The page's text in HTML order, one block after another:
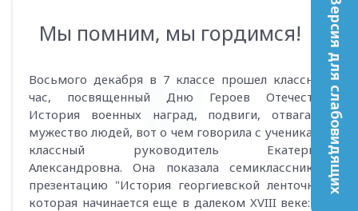
Версия для слабовидящих
Мы помним, мы гордимся!
Восьмого декабря в 7 классе прошел классный
час, посвященный Дню Героев Отечества.
История военных наград, подвиги, отвага и
мужество людей, вот о чем говорила с учениками
классный руководитель Екатерина
Александровна. Она показала семиклассникам
презентацию "История георгиевской ленточки",
которая начинается еще в далеком XVIII веке: 26